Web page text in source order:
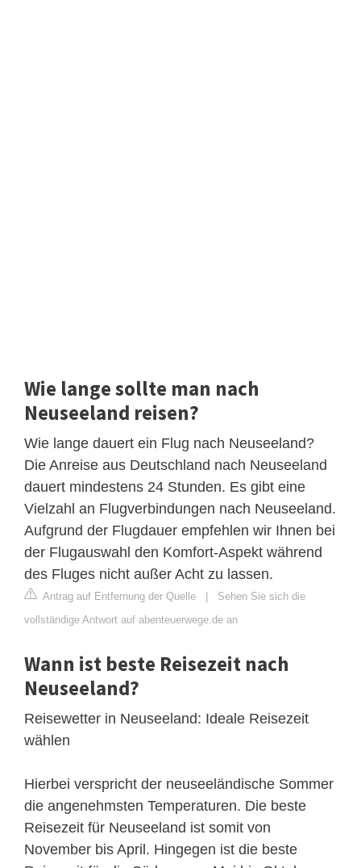
Wie lange sollte man nach
Neuseeland reisen?
Wie lange dauert ein Flug nach Neuseeland?
Die Anreise aus Deutschland nach Neuseeland
dauert mindestens 24 Stunden. Es gibt eine
Vielzahl an Flugverbindungen nach Neuseeland.
Aufgrund der Flugdauer empfehlen wir Ihnen bei
der Flugauswahl den Komfort-Aspekt während
des Fluges nicht außer Acht zu lassen.
Antrag auf Entfernung der Quelle | Sehen Sie sich die
vollständige Antwort auf abenteuerwege.de an
Wann ist beste Reisezeit nach
Neuseeland?
Reisewetter in Neuseeland: Ideale Reisezeit
wählen
Hierbei verspricht der neuseeländische Sommer
die angenehmsten Temperaturen. Die beste
Reisezeit für Neuseeland ist somit von
November bis April. Hingegen ist die beste